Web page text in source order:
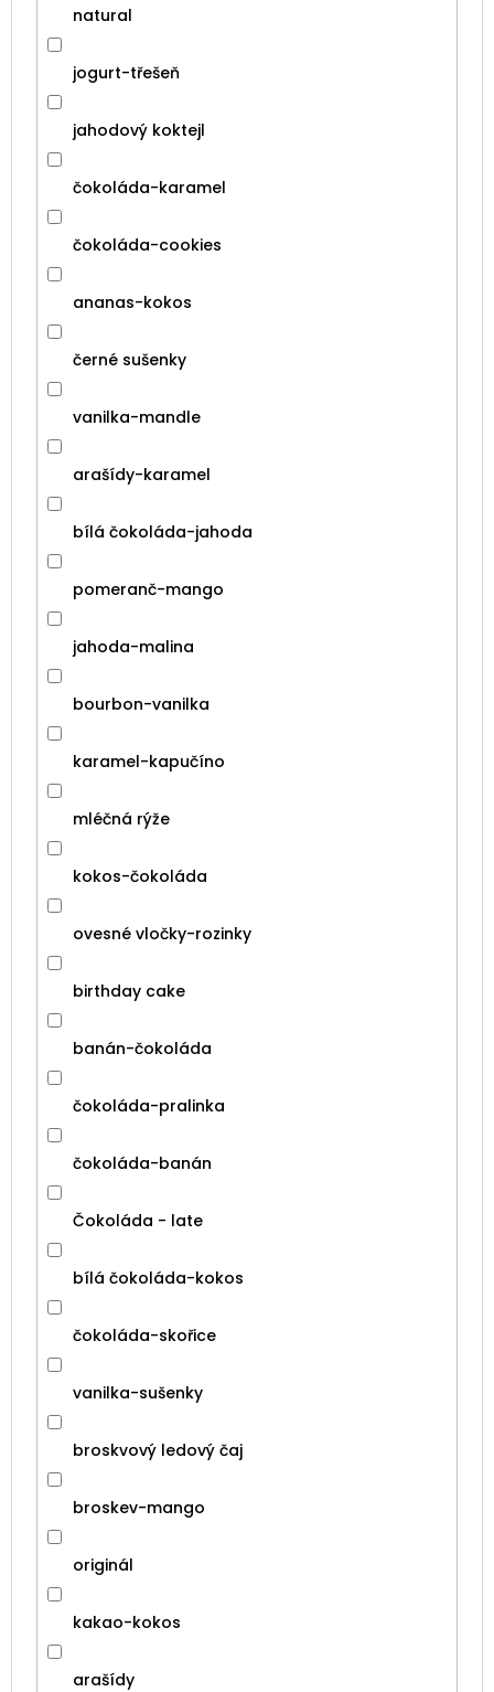
natural
jogurt-třešeň
jahodový koktejl
čokoláda-karamel
čokoláda-cookies
ananas-kokos
černé sušenky
vanilka-mandle
arašídy-karamel
bílá čokoláda-jahoda
pomeranč-mango
jahoda-malina
bourbon-vanilka
karamel-kapučíno
mléčná rýže
kokos-čokoláda
ovesné vločky-rozinky
birthday cake
banán-čokoláda
čokoláda-pralinka
čokoláda-banán
Čokoláda - late
bílá čokoláda-kokos
čokoláda-skořice
vanilka-sušenky
broskvový ledový čaj
broskev-mango
originál
kakao-kokos
arašídy